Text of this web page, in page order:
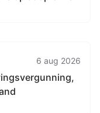
6 aug 2026